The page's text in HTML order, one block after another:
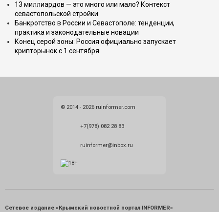
13 миллиардов — это много или мало? Контекст
севастопольской стройки
Банкротство в России и Севастополе: тенденции,
практика и законодательные новации
Конец серой зоны: Россия официально запускает
крипторынок с 1 сентября
© 2014 - 2026 ruinformer.com
+7(978) 082 28 83
ruinformer@inbox.ru
Сетевое издание «Крымский новостной портал INFORMER»